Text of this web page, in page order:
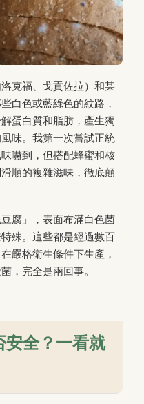
克福、戈貢佐拉）和某
白色或藍綠色的紋路，
蛋白質和脂肪，產生獨
味。我第一次嘗試正統
嚇到，但搭配蜂蜜和核
順的複雜滋味，徹底顛
腐」，表面布滿白色菌
殊。這些都是經過數百
嚴格衛生條件下生產，
，完全是兩回事。
安全？一看就